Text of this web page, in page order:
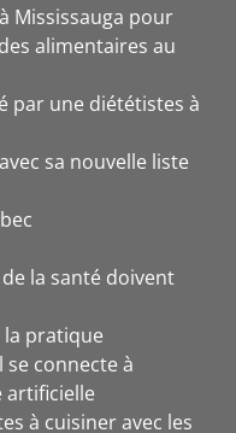
Mississauga pour
alimentaires au
par une diététistes à
sa nouvelle liste
la santé doivent
pratique
connecte à
artificielle
à cuisiner avec les